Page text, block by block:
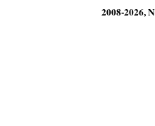
2008-2026,